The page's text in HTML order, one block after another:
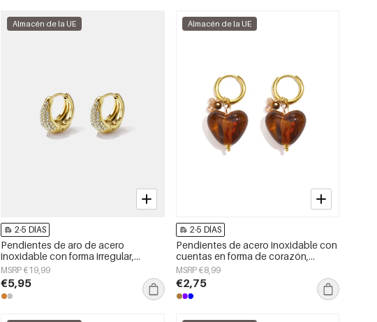
Almacén de la UE
2-5 DÍAS
Pendientes de aro de acero
inoxidable con forma irregular,
sencillos, de la serie Daily Simple,
joyería para mujer.
MSRP €19,99
€5,95
Almacén de la UE
2-5 DÍAS
Pendientes de acero inoxidable con
cuentas en forma de corazón,
sencillos, de la serie Daily Simple.
Joyería para mujer.
MSRP €8,99
€2,75